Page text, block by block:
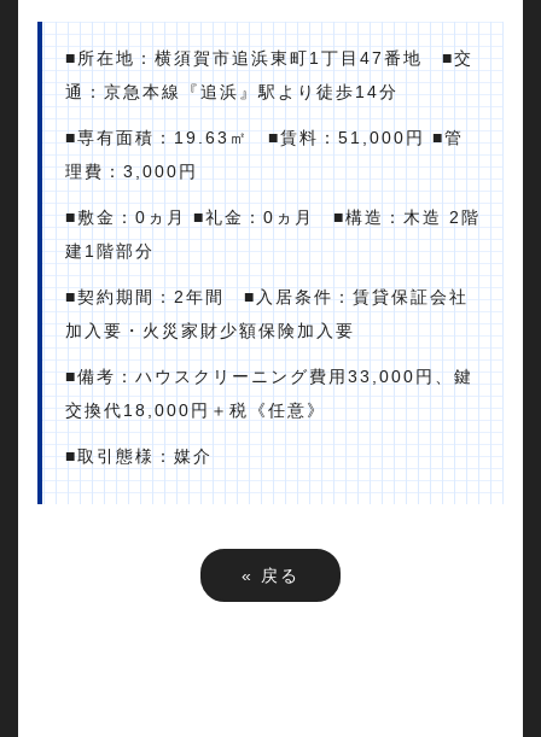
■所在地：横須賀市追浜東町1丁目47番地 ■交
通：京急本線『追浜』駅より徒歩14分
■専有面積：19.63㎡ ■賃料：51,000円 ■管
理費：3,000円
■敷金：0ヵ月 ■礼金：0ヵ月 ■構造：木造 2階
建1階部分
■契約期間：2年間 ■入居条件：賃貸保証会社
加入要・火災家財少額保険加入要
■備考：ハウスクリーニング費用33,000円、鍵
交換代18,000円＋税《任意》
■取引態様：媒介
« 戻る